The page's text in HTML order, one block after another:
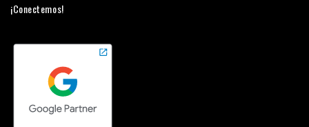
¡Conectemos!